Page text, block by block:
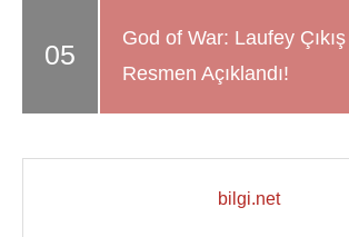
God of War: Laufey
Resmen Açıklandı!
bilgi.net